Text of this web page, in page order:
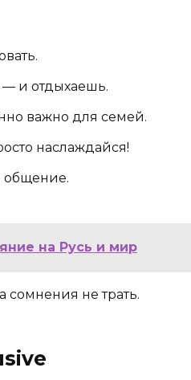
— и отдыхаешь.
важно для семей.
наслаждайся!
общение.
на Русь и мир
не трать.